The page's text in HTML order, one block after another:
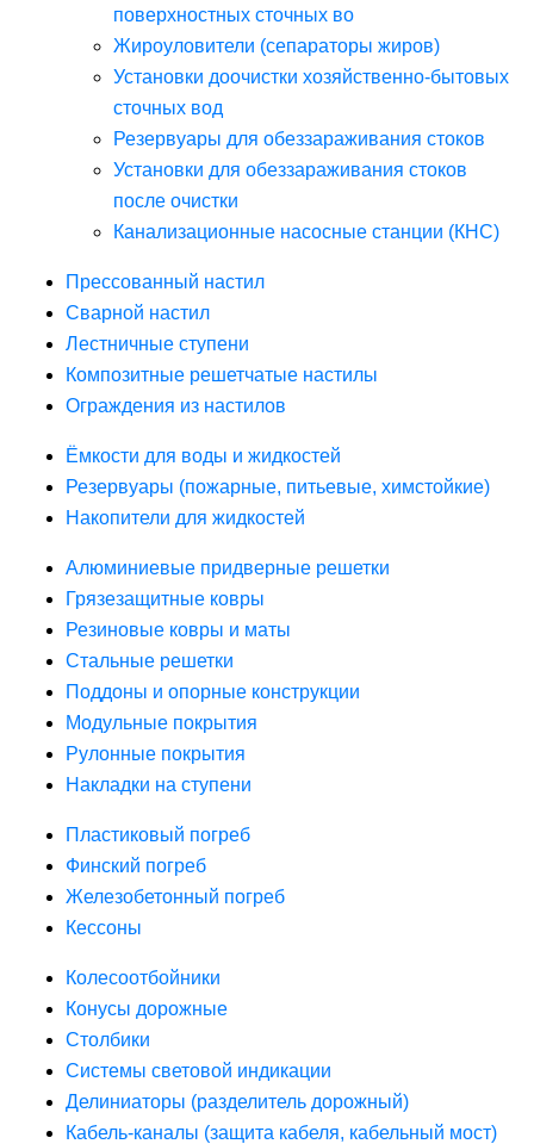
поверхностных сточных во
Жироуловители (сепараторы жиров)
Установки доочистки хозяйственно-бытовых
сточных вод
Резервуары для обеззараживания стоков
Установки для обеззараживания стоков
после очистки
Канализационные насосные станции (КНС)
Прессованный настил
Сварной настил
Лестничные ступени
Композитные решетчатые настилы
Ограждения из настилов
Ёмкости для воды и жидкостей
Резервуары (пожарные, питьевые, химстойкие)
Накопители для жидкостей
Алюминиевые придверные решетки
Грязезащитные ковры
Резиновые ковры и маты
Стальные решетки
Поддоны и опорные конструкции
Модульные покрытия
Рулонные покрытия
Накладки на ступени
Пластиковый погреб
Финский погреб
Железобетонный погреб
Кессоны
Колесоотбойники
Конусы дорожные
Столбики
Системы световой индикации
Делиниаторы (разделитель дорожный)
Кабель-каналы (защита кабеля, кабельный мост)